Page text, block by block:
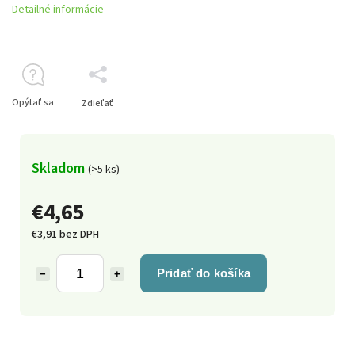
€4,65
€3,91 bez DPH
+
− Pridať do košíka
Skladom (>5 ks)
Detailné informácie
Opýtať sa Zdieľať